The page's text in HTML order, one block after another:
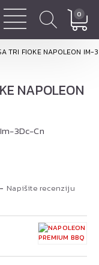
0
TRI FIOKE NAPOLEON IM-
NAPOLEON
- Napišite recenziju